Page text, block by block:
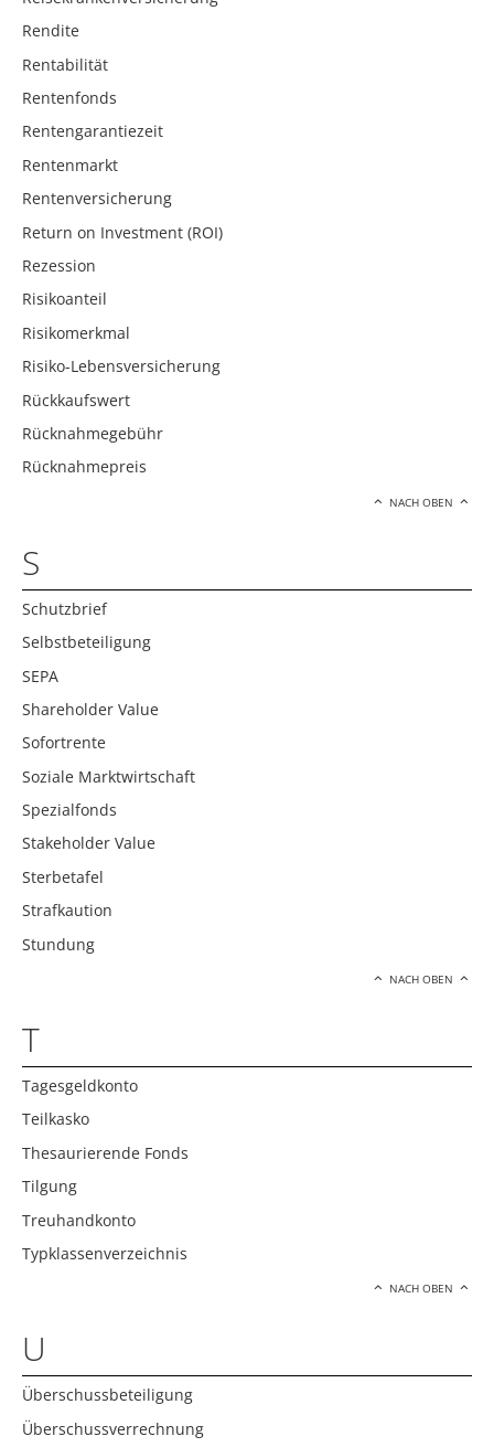
Rendite
Rentabilität
Rentenfonds
Rentengarantiezeit
Rentenmarkt
Rentenversicherung
Return on Investment (ROI)
Rezession
Risikoanteil
Risikomerkmal
Risiko-Lebensversicherung
Rückkaufswert
Rücknahmegebühr
Rücknahmepreis
NACH OBEN
S
Schutzbrief
Selbstbeteiligung
SEPA
Shareholder Value
Sofortrente
Soziale Marktwirtschaft
Spezialfonds
Stakeholder Value
Sterbetafel
Strafkaution
Stundung
NACH OBEN
T
Tagesgeldkonto
Teilkasko
Thesaurierende Fonds
Tilgung
Treuhandkonto
Typklassenverzeichnis
NACH OBEN
U
Überschussbeteiligung
Überschussverrechnung